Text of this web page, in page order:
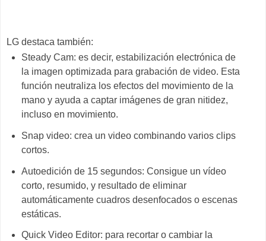
LG destaca también:
Steady Cam: es decir, estabilización electrónica de
la imagen optimizada para grabación de video. Esta
función neutraliza los efectos del movimiento de la
mano y ayuda a captar imágenes de gran nitidez,
incluso en movimiento.
Snap video: crea un video combinando varios clips
cortos.
Autoedición de 15 segundos: Consigue un vídeo
corto, resumido, y resultado de eliminar
automáticamente cuadros desenfocados o escenas
estáticas.
Quick Video Editor: para recortar o cambiar la